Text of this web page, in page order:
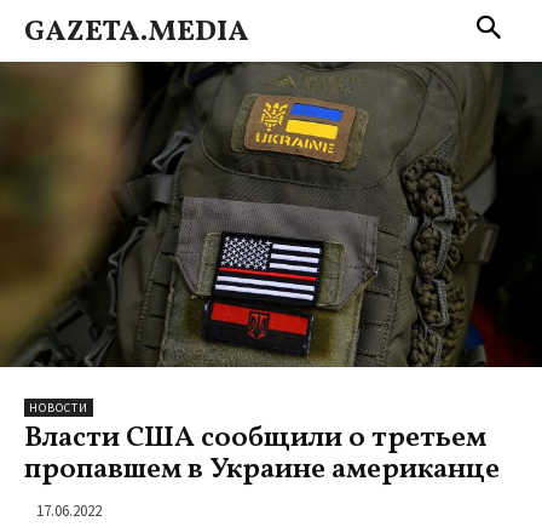
GAZETA.MEDIA
НОВОСТИ
Власти США сообщили о третьем
пропавшем в Украине американце
17.06.2022